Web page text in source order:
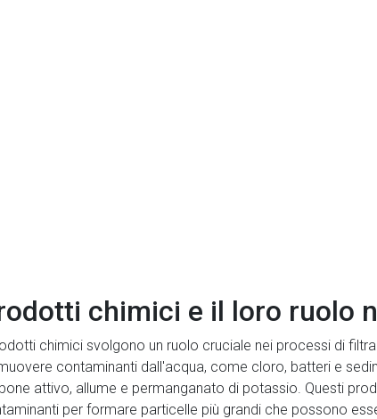
chimici e il loro ruolo
chimici svolgono un ruolo cruciale nei processi di
contaminanti dall'acqua, come cloro, batteri e
attivo, allume e permanganato di potassio. Questi
per formare particelle più grandi che possono